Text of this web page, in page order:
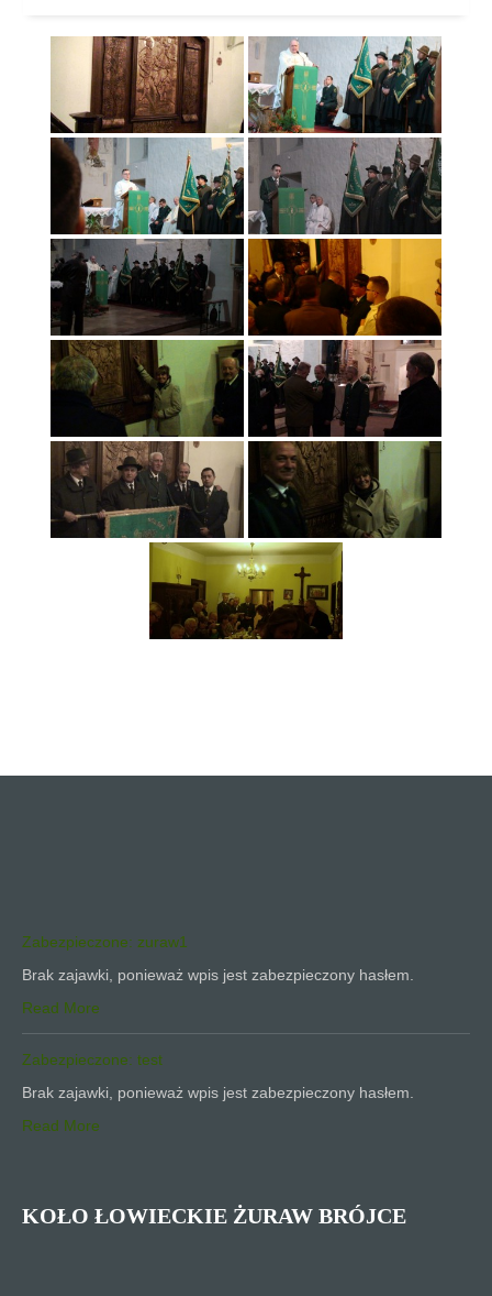
Zabezpieczone: zuraw1
Brak zajawki, ponieważ wpis jest zabezpieczony hasłem.
Read More
Zabezpieczone: test
Brak zajawki, ponieważ wpis jest zabezpieczony hasłem.
Read More
KOŁO ŁOWIECKIE ŻURAW BRÓJCE